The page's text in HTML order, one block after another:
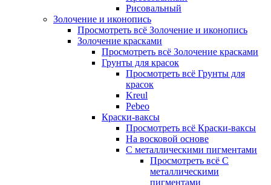
Рисовальный
Золочение и иконопись
Просмотреть всё Золочение и иконопись
Золочение красками
Просмотреть всё Золочение красками
Грунты для красок
Просмотреть всё Грунты для
красок
Kreul
Pebeo
Краски-ваксы
Просмотреть всё Краски-ваксы
На восковой основе
С металлическими пигментами
Просмотреть всё С
металлическими
пигментами